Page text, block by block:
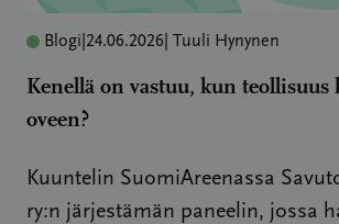
Blogi 24.06.2026 | Tuuli Hynynen
Kenellä on vastuu, kun teollisuus
oveen?
Kuuntelin SuomiAreenassa
ry:n järjestämän paneelin, jossa